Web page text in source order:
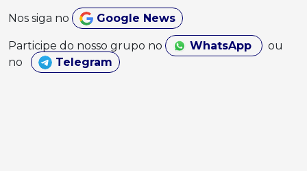
Nos siga no Google News
Participe do nosso grupo no WhatsApp
ou
no
Telegram